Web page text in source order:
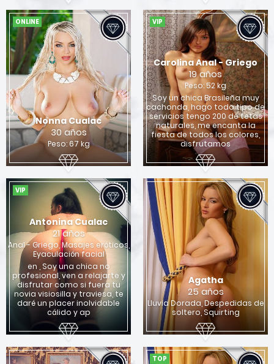
ONLINE
Nonna Cualac
30 años
Peso: 67 kg
VIP
Carolina Anal - Griego
19 años
Peso: 52 kg
Soy un chica Brasileña muy
cachonda, hago todo tipo de
servicios tengo 200 de tetas
naturales, me encanta la
fiesta de todos los colores,
disfrutamos
VIP
Antonina Cualac
21 años
Anal - Griego, Masajes eróticos,
Eyaculación facial
en , Soy una chica no
profesional, ven a relajarte y
disfrutar como si fuera tu
novia visiosilla y traviesa, te
daré un placer inolvidable
cálido y ap
Agatha
25 años
Lluvia Dorada, Despedidas de
soltero, Squirting
TOP